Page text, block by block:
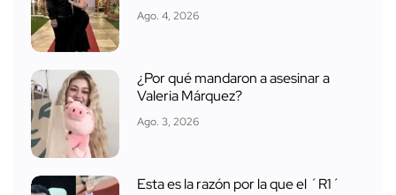
Ago. 4, 2026
¿Por qué mandaron a asesinar a
Valeria Márquez?
Ago. 3, 2026
Esta es la razón por la que el ´R1´